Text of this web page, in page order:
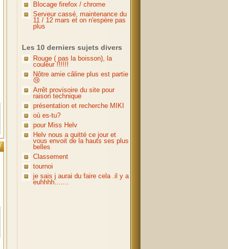
Blocage firefox / chrome
Serveur cassé, maintenance du
11 / 12 mars et on n'espère pas
plus
Les 10 derniers sujets divers
Rouge ( pas la boisson), la
couleur !!!!!!
Nôtre amie câline plus est partie
😢
Arrêt provisoire du site pour
raison technique
présentation et recherche MIKI
où es-tu?
pour Miss Helv
Helv nous a quitté ce jour et
vous envoit de la hauts ses plus
belles
Classement
tournoi
je sais j aurai du faire cela .il y a
euhhhh.......